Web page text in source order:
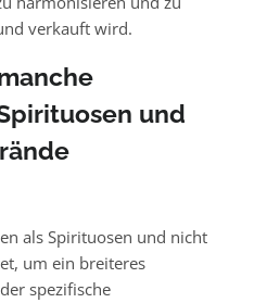
verkauft wird.
und
als Spirituosen und nicht
um ein breiteres
spezifische